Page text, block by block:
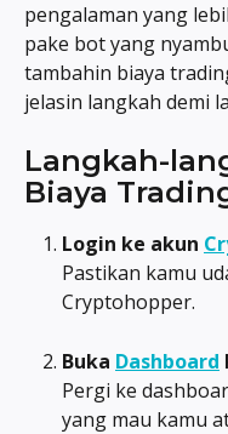
pengalaman yang
pake bot yang
tambahin biaya
jelasin langkah demi
Langkah-
Biaya
Login ke akun
Pastikan kamu
Cryptohopper.
Buka Dashboard
Pergi ke
yang mau kamu